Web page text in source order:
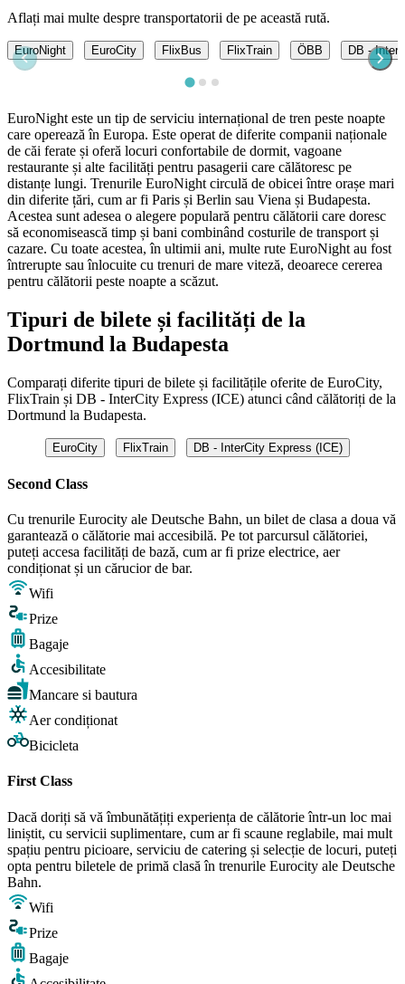
Aflați mai multe despre transportatorii de pe această rută.
EuroNight EuroCity FlixBus FlixTrain ÖBB DB -
EuroNight este un tip de serviciu internațional de tren peste noapte
care operează în Europa. Este operat de diferite companii naționale
de căi ferate și oferă locuri confortabile de dormit, vagoane
restaurante și alte facilități pentru pasagerii care călătoresc pe
distanțe lungi. Trenurile EuroNight circulă de obicei între orașe mari
din diferite țări, cum ar fi Paris și Berlin sau Viena și Budapesta.
Acestea sunt adesea o alegere populară pentru călătorii care doresc
să economisească timp și bani combinând costurile de transport și
cazare. Cu toate acestea, în ultimii ani, multe rute EuroNight au fost
întrerupte sau înlocuite cu trenuri de mare viteză, deoarece cererea
pentru călătorii peste noapte a scăzut.
Tipuri de bilete și facilități de la
Dortmund la Budapesta
Comparați diferite tipuri de bilete și facilitățile oferite de EuroCity,
FlixTrain și DB - InterCity Express (ICE) atunci când călătoriți de la
Dortmund la Budapesta.
EuroCity FlixTrain DB - InterCity Express (ICE)
Second Class
Cu trenurile Eurocity ale Deutsche Bahn, un bilet de clasa a doua vă
garantează o călătorie mai accesibilă. Pe tot parcursul călătoriei,
puteți accesa facilități de bază, cum ar fi prize electrice, aer
condiționat și un cărucior de bar.
Wifi
Prize
Bagaje
Accesibilitate
Mancare si bautura
Aer condiționat
Bicicleta
First Class
Dacă doriți să vă îmbunătățiți experiența de călătorie într-un loc mai
liniștit, cu servicii suplimentare, cum ar fi scaune reglabile, mai mult
spațiu pentru picioare, serviciu de catering și selecție de locuri, puteți
opta pentru biletele de primă clasă în trenurile Eurocity ale Deutsche
Bahn.
Wifi
Prize
Bagaje